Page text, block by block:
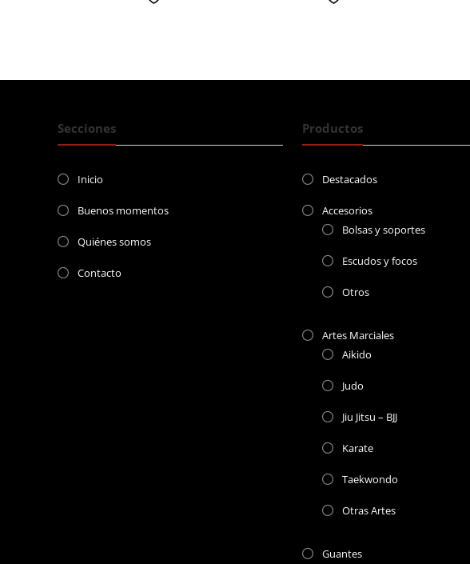
Secciones
Inicio
Buenos momentos
Quiénes somos
Contacto
Productos
Destacados
Accesorios
Bolsas y soportes
Escudos y focos
Otros
Artes Marciales
Aikido
Judo
Jiu Jitsu – BJJ
Karate
Taekwondo
Otras Artes
Guantes